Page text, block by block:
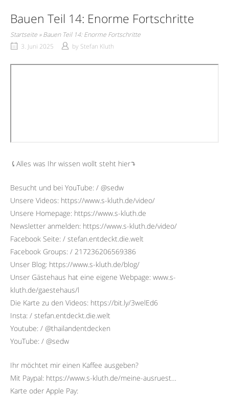
Bauen Teil 14: Enorme Fortschritte
Startseite »Bauen Teil 14: Enorme Fortschritte
3. Juni 2025
by Stefan Kluth
⤹Alles was Ihr wissen wollt steht hier⤵︎
Besucht und bei YouTube: / @sedw
Unsere Videos: https://www.s-kluth.de/video/
Unsere Homepage: https://www.s-kluth.de
Newsletter anmelden: https://www.s-kluth.de/video/
Facebook Seite: / stefan.entdeckt.die.welt
Facebook Groups: / 217236206569386
Unser Blog: https://www.s-kluth.de/blog/
Unser Gästehaus hat eine eigene Webpage: www.s-
kluth.de/gaestehaus/l
Die Karte zu den Videos: https://bit.ly/3welEd6
Insta: / stefan.entdeckt.die.welt
Youtube: / @thailandentdecken
YouTube: / @sedw
Ihr möchtet mir einen Kaffee ausgeben?
Mit Paypal: https://www.s-kluth.de/meine-ausruest…
Karte oder Apple Pay: